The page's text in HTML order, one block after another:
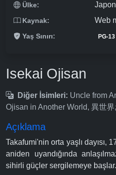
Ülke: Japon
Kaynak: Web
Yaş Sınırı: PG-
Isekai Ojisan
Diğer İsimleri: Uncle from
Ojisan in Another World, 異世
Açıklama
Takafumi'nin orta yaşlı dayısı,
aniden uyandığında
sihirli güçler sergilemeye başlar.